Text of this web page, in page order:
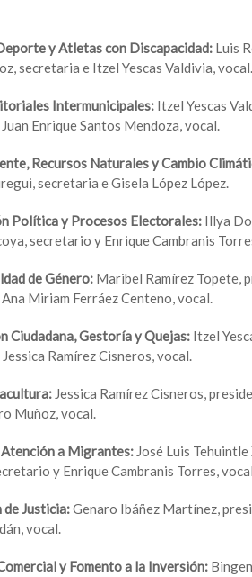
y Atletas con Discapacidad: Luis
secretaria e Itzel Yescas Valdivia, vocal.
Intermunicipales: Itzel Yescas
Enrique Santos Mendoza, vocal.
Recursos Naturales y Cambio
secretaria e Gisela López López.
Política y Procesos Electorales: Illya
secretario y Enrique Cambranis
de Género: Maribel Ramírez Topete,
Miriam Ferráez Centeno, vocal.
Ciudadana, Gestoría y Quejas: Itzel
Ramírez Cisneros, vocal.
Jessica Ramírez Cisneros,
Muñoz, vocal.
a Migrantes: José Luis
y Enrique Cambranis Torres,
Justicia:Genaro Ibáñez Martínez,
vocal.
y Fomento a la Inversión: